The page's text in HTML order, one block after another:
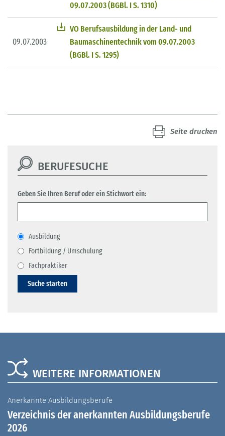
09.07.2003 (BGBl. I S. 1310)
09.07.2003
VO Berufsausbildung in der Land- und
Baumaschinentechnik vom 09.07.2003
(BGBl. I S. 1295)
Seite drucken
BERUFESUCHE
Geben Sie Ihren Beruf oder ein Stichwort ein:
Ausbildung
Fortbildung / Umschulung
Fachpraktiker
Suche starten
WEITERE INFORMATIONEN
Anerkannte Ausbildungsberufe
Verzeichnis der anerkannten Ausbildungsberufe
2026